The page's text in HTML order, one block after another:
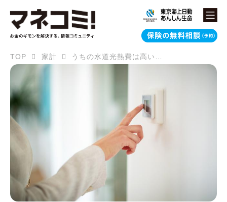
TOP 家計 うちの水道光熱費は高い？4人家族、1人・2人暮らし別の平均額＆節約術